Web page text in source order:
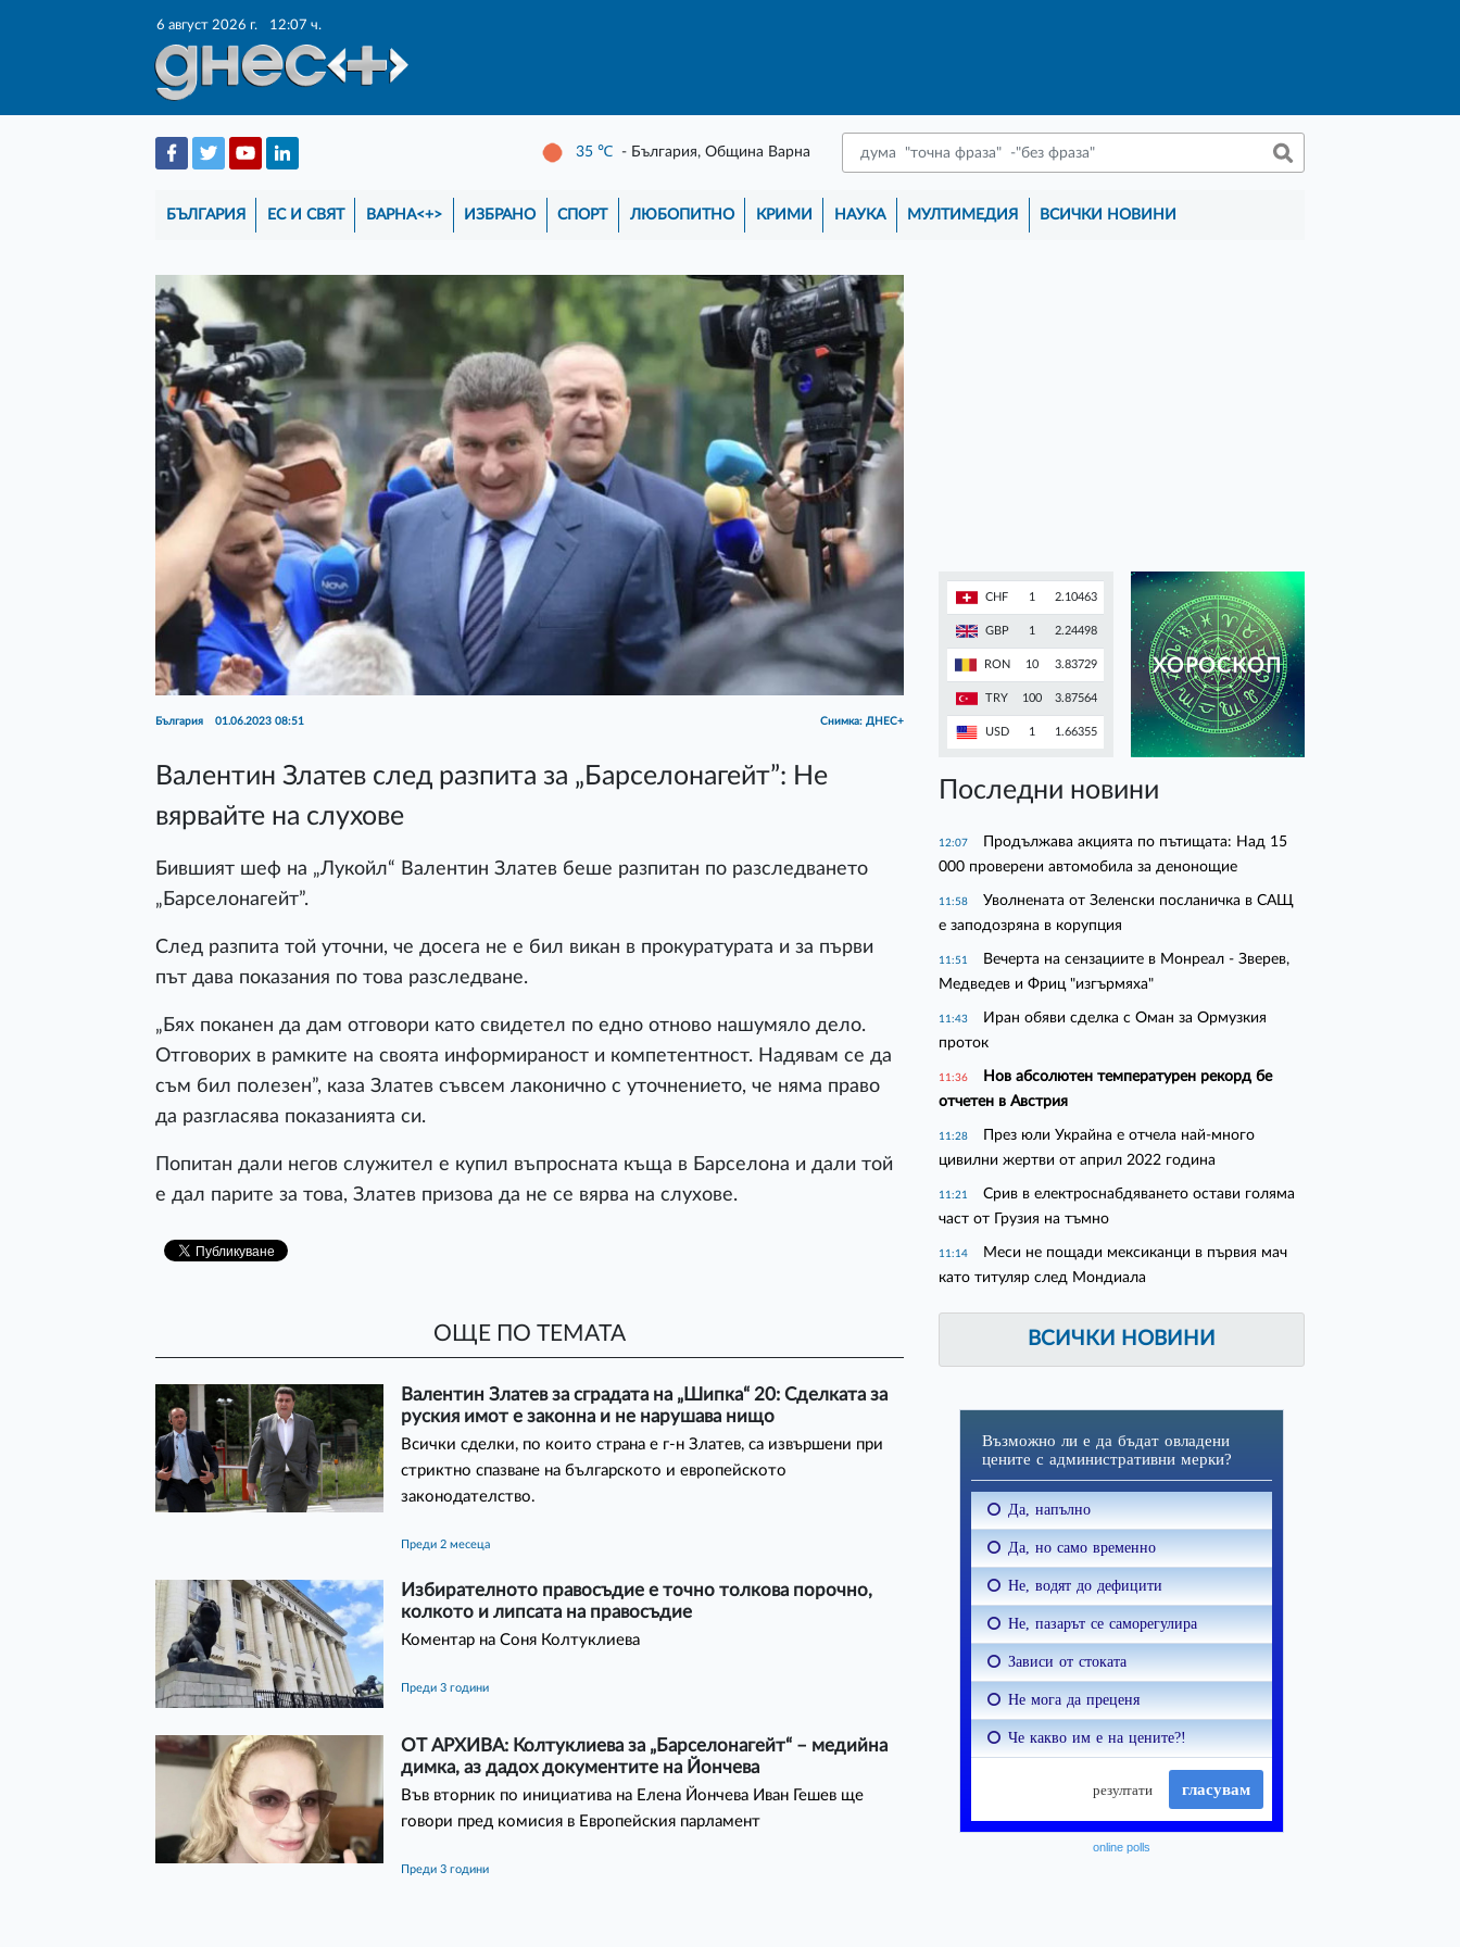
6 август 2026 г. 12:07 ч.
35 ℃ - България, Община Варна
БЪЛГАРИЯ ЕС И СВЯТ ВАРНА<+> ИЗБРАНО СПОРТ ЛЮБОПИТНО КРИМИ НАУКА МУЛТИМЕДИЯ ВСИЧКИ НОВИНИ
България 01.06.2023 08:51 Снимка: ДНЕС+
Валентин Златев след разпита за „Барселонагейт”: Не
вярвайте на слухове
Бившият шеф на „Лукойл“ Валентин Златев беше разпитан по разследването
„Барселонагейт”.
След разпита той уточни, че досега не е бил викан в прокуратурата и за първи
път дава показания по това разследване.
„Бях поканен да дам отговори като свидетел по едно отново нашумяло дело.
Отговорих в рамките на своята информираност и компетентност. Надявам се да
съм бил полезен”, каза Златев съвсем лаконично с уточнението, че няма право
да разгласява показанията си.
Попитан дали негов служител е купил въпросната къща в Барселона и дали той
е дал парите за това, Златев призова да не се вярва на слухове.
ОЩЕ ПО ТЕМАТА
Валентин Златев за сградата на „Шипка“ 20: Сделката за
руския имот е законна и не нарушава нищо
Всички сделки, по които страна е г-н Златев, са извършени при
стриктно спазване на българското и европейското
законодателство.
преди 2 месеца
Избирателното правосъдие е точно толкова порочно,
колкото и липсата на правосъдие
Коментар на Соня Колтуклиева
преди 3 години
ОТ АРХИВА: Колтуклиева за „Барселонагейт“ – медийна
димка, аз дадох документите на Йончева
Във вторник по инициатива на Елена Йончева Иван Гешев ще
говори пред комисия в Европейския парламент
преди 3 години
CHF 1 2.10463
GBP 1 2.24498
RON 10 3.83729
TRY 100 3.87564
USD 1 1.66355
ХОРОСКОП
Последни новини
12:07
Продължава акцията по пътищата: Над 15
000 проверени автомобила за денонощие
11:58
Уволнената от Зеленски посланичка в САЩ
е заподозряна в корупция
11:51
Вечерта на сензациите в Монреал - Зверев,
Медведев и Фриц "изгърмяха"
11:43
Иран обяви сделка с Оман за Ормузкия
проток
11:36
Нов абсолютен температурен рекорд бе
отчетен в Австрия
11:28
През юли Украйна е отчела най-много
цивилни жертви от април 2022 година
11:21
Срив в електроснабдяването остави голяма
част от Грузия на тъмно
11:14
Меси не пощади мексиканци в първия мач
като титуляр след Мондиала
ВСИЧКИ НОВИНИ
online polls